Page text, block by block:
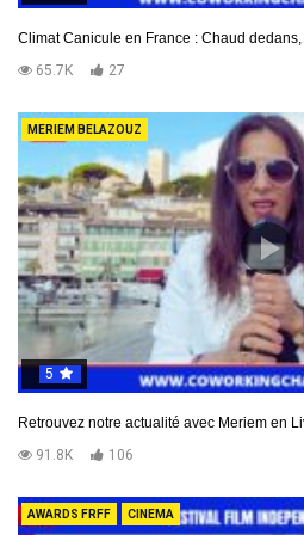
Climat Canicule en France : Chaud
65.7K
27
MERIEM BELAZOUZ
5
Retrouvez notre actualité avec Meriem en
91.8K
106
AWARDS FRFF CINEMA